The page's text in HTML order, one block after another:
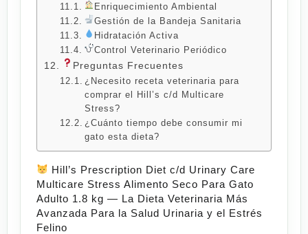
Enriquecimiento Ambiental
Gestión de la Bandeja Sanitaria
Hidratación Activa
Control Veterinario Periódico
Preguntas Frecuentes
¿Necesito receta veterinaria para
comprar el Hill’s c/d Multicare
Stress?
¿Cuánto tiempo debe consumir mi
gato esta dieta?
Hill’s Prescription Diet c/d Urinary Care
Multicare Stress Alimento Seco Para Gato
Adulto 1.8 kg — La Dieta Veterinaria Más
Avanzada Para la Salud Urinaria y el Estrés
Felino